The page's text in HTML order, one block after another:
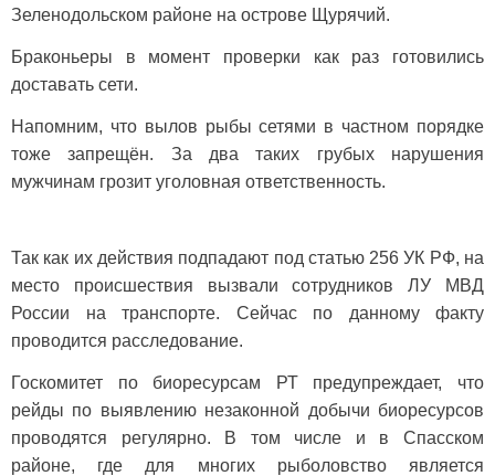
Зеленодольском районе на острове Щурячий.
Браконьеры в момент проверки как раз готовились
доставать сети.
Напомним, что вылов рыбы сетями в частном порядке
тоже запрещён. За два таких грубых нарушения
мужчинам грозит уголовная ответственность.
Так как их действия подпадают под статью 256 УК РФ, на
место происшествия вызвали сотрудников ЛУ МВД
России на транспорте. Сейчас по данному факту
проводится расследование.
Госкомитет по биоресурсам РТ предупреждает, что
рейды по выявлению незаконной добычи биоресурсов
проводятся регулярно. В том числе и в Спасском
районе, где для многих рыболовство является